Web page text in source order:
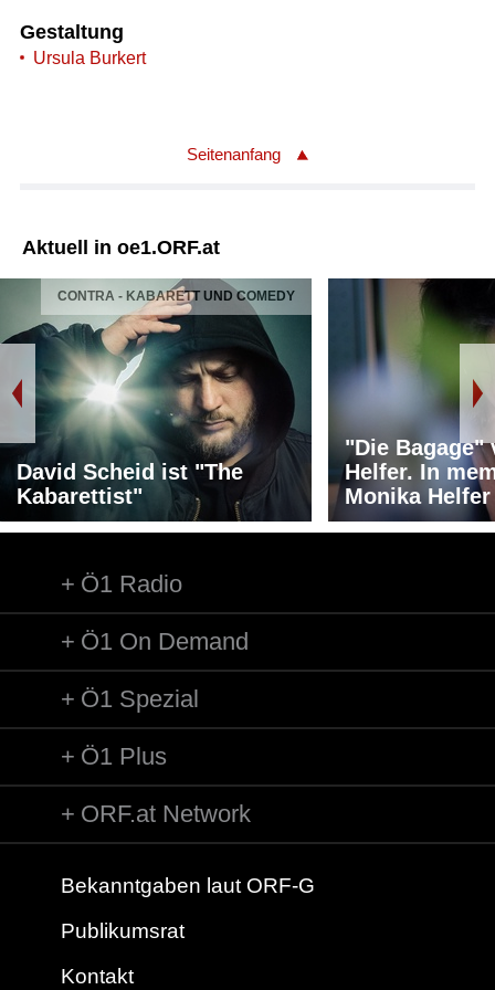
Gestaltung
Ursula Burkert
Seitenanfang
Aktuell in oe1.ORF.at
CONTRA - KABARETT UND COMEDY
David Scheid ist "The
Kabarettist"
"Die Bagage"
Helfer. In
Monika Helfer
Ö1 Radio
Ö1 On Demand
Ö1 Spezial
Ö1 Plus
ORF.at Network
Bekanntgaben laut ORF-G
Publikumsrat
Kontakt